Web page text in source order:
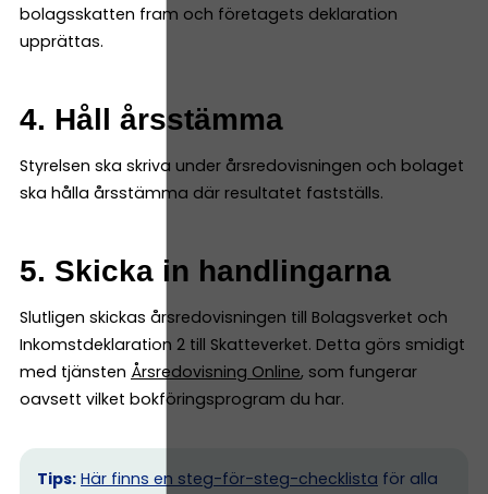
bolagsskatten fram och företagets deklaration
upprättas.
4. Håll årsstämma
Styrelsen ska skriva under årsredovisningen och bolaget
ska hålla årsstämma där resultatet fastställs.
5. Skicka in handlingarna
Slutligen skickas årsredovisningen till Bolagsverket och
Inkomstdeklaration 2 till Skatteverket. Detta görs smidigt
med tjänsten Årsredovisning Online, som fungerar
oavsett vilket bokföringsprogram du har.
Tips: Här finns en steg-för-steg-checklista för alla